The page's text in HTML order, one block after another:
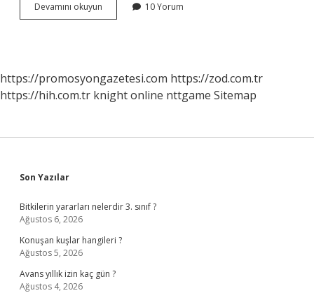
Devamını okuyun
Kaydına
10 Yorum
https://promosyongazetesi.com https://zod.com.tr
https://hih.com.tr knight online nttgame Sitemap
Sidebar
Son Yazılar
Bitkilerin yararları nelerdir 3. sınıf ?
Ağustos 6, 2026
Konuşan kuşlar hangileri ?
Ağustos 5, 2026
Avans yıllık izin kaç gün ?
Ağustos 4, 2026